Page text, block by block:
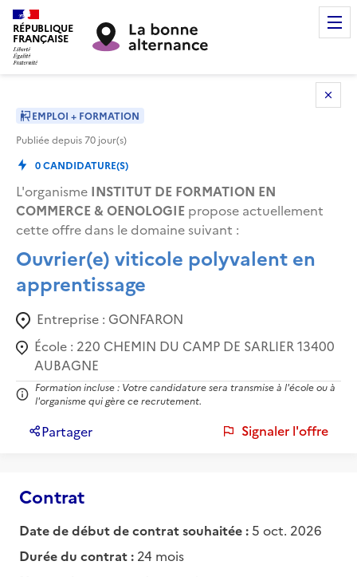
RÉPUBLIQUE
FRANÇAISE
EMPLOI + FORMATION
Publiée depuis70 jour(s)
0CANDIDATURE(S)
L'organisme INSTITUT DE FORMATION EN
COMMERCE & OENOLOGIE propose actuellement
cette offre dans le domaine suivant :
Ouvrier(e) viticole polyvalent en
apprentissage
Entreprise : GONFARON
École : 220 CHEMIN DU CAMP DE SARLIER 13400
AUBAGNE
Formation incluse : Votre candidature sera transmise à l'école ou à
l'organisme qui gère ce recrutement.
Partager Signaler l'offre
Contrat
Date de début de contrat souhaitée : 5 oct. 2026
Durée du contrat : 24 mois